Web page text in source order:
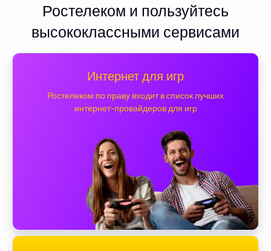
Ростелеком и пользуйтесь
высококлассными сервисами
Интернет для игр
Ростелеком по праву входит в список лучших
интернет-провайдеров для игр